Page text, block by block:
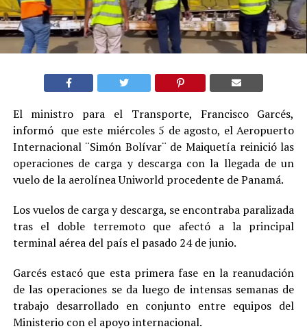
El ministro para el Transporte, Francisco Garcés,
informó que este miércoles 5 de agosto, el Aeropuerto
Internacional ¨Simón Bolívar¨ de Maiquetía reinició las
operaciones de carga y descarga con la llegada de un
vuelo de la aerolínea Uniworld procedente de Panamá.
Los vuelos de carga y descarga, se encontraba paralizada
tras el doble terremoto que afectó a la principal
terminal aérea del país el pasado 24 de junio.
Garcés estacó que esta primera fase en la reanudación
de las operaciones se da luego de intensas semanas de
trabajo desarrollado en conjunto entre equipos del
Ministerio con el apoyo internacional.